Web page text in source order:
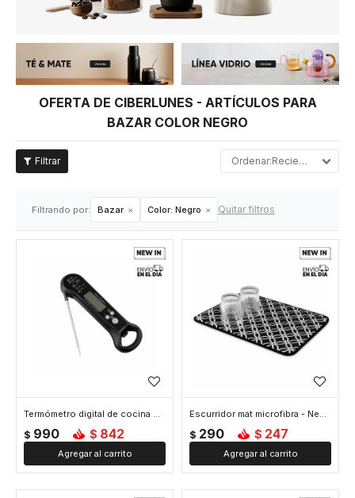
OFERTA DE CIBERLUNES - ARTÍCULOS PARA
BAZAR COLOR NEGRO
Recientes
Filtrando por: Bazar Color: Negro Quitar filtros
Termómetro digital de cocina magnético y con destapador - Negro
$ 990 $ 842
Escurridor mat microfibra - Negro
$ 290 $ 247